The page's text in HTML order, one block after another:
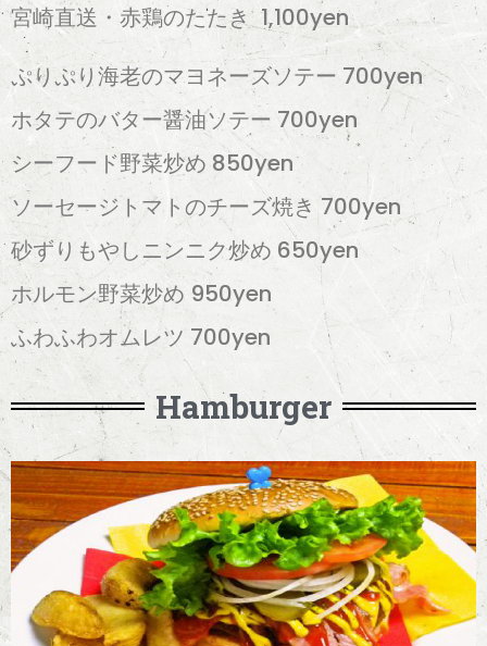
宮崎直送・赤鶏のたたき 1,100yen
ぷりぷり海老のマヨネーズソテー 700yen
ホタテのバター醤油ソテー 700yen
シーフード野菜炒め 850yen
ソーセージトマトのチーズ焼き 700yen
砂ずりもやしニンニク炒め 650yen
ホルモン野菜炒め 950yen
ふわふわオムレツ 700yen
Hamburger